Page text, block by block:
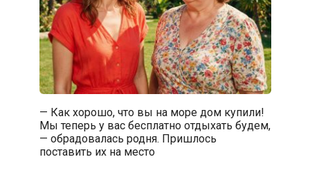
— Как хорошо, что вы на море дом купили!
Мы теперь у вас бесплатно отдыхать будем,
— обрадовалась родня. Пришлось
поставить их на место